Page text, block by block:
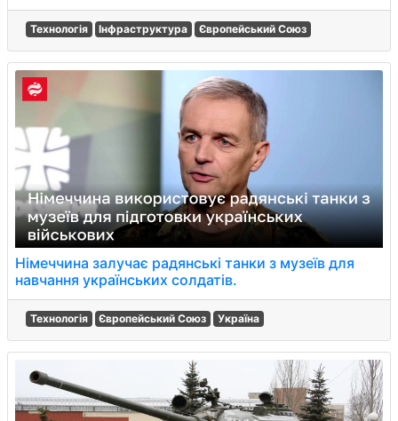
Технологія Інфраструктура Європейський Союз
Німеччина залучає радянські танки з музеїв для
навчання українських солдатів.
Технологія Європейський Союз Україна